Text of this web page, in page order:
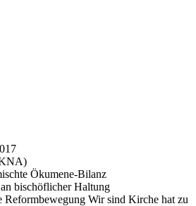
Ökumene-Bilanz
bischöflicher Haltung
Wir sind Kir­che hat zu